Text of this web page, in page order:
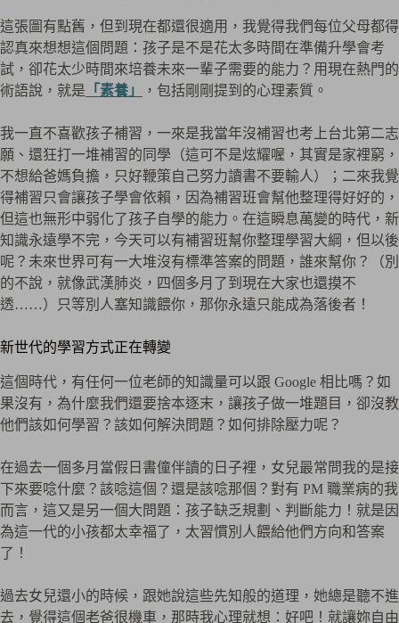
這張圖有點舊，但到現在都還很適用，我覺得我們每位父母都得
認真來想想這個問題：孩子是不是花太多時間在準備升學會考
試，卻花太少時間來培養未來一輩子需要的能力？用現在熱門的
術語說，就是 「素養」 ，包括剛剛提到的心理素質。
我一直不喜歡孩子補習，一來是我當年沒補習也考上台北第二志
願、還狂打一堆補習的同學（這可不是炫耀喔，其實是家裡窮，
不想給爸媽負擔，只好鞭策自己努力讀書不要輸人）；二來我覺
得補習只會讓孩子學會依賴，因為補習班會幫他整理得好好的，
但這也無形中弱化了孩子自學的能力。在這瞬息萬變的時代，新
知識永遠學不完，今天可以有補習班幫你整理學習大綱，但以後
呢？未來世界可有一大堆沒有標準答案的問題，誰來幫你？（別
的不說，就像武漢肺炎，四個多月了到現在大家也還摸不
透……）只等別人塞知識餵你，那你永遠只能成為落後者！
新世代的學習方式正在轉變
這個時代，有任何一位老師的知識量可以跟 Google 相比嗎？如
果沒有，為什麼我們還要捨本逐末，讓孩子做一堆題目，卻沒教
他們該如何學習？該如何解決問題？如何排除壓力呢？
在過去一個多月當假日書僮伴讀的日子裡，女兒最常問我的是接
下來要唸什麼？該唸這個？還是該唸那個？對有 PM 職業病的我
而言，這又是另一個大問題：孩子缺乏規劃、判斷能力！就是因
為這一代的小孩都太幸福了，太習慣別人餵給他們方向和答案
了！
過去女兒還小的時候，跟她說這些先知般的道理，她總是聽不進
去，覺得這個老爸很機車，那時我心理就想：好吧！就讓妳自由